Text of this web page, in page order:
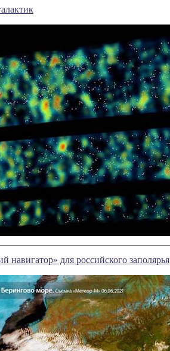
навигатор» для российского заполярья